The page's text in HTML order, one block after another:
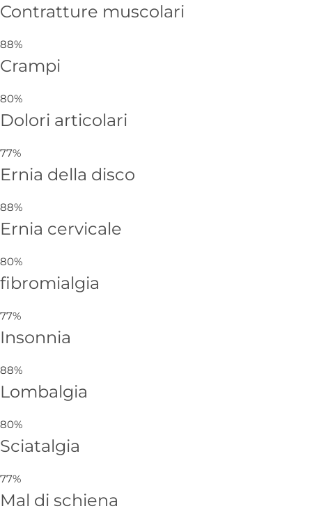
Contratture muscolari
88%
Crampi
80%
Dolori articolari
77%
Ernia della disco
88%
Ernia cervicale
80%
fibromialgia
77%
Insonnia
88%
Lombalgia
80%
Sciatalgia
77%
Mal di schiena